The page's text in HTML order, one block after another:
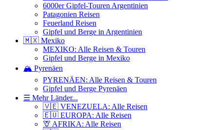
6000er Gipfel-Touren Argentinien
Patagonien Reisen
Feuerland Reisen
Gipfel und Berge in Argentinien
🇲🇽 Mexiko
MEXIKO: Alle Reisen & Touren
Gipfel und Berge in Mexiko
🏔️ Pyrenäen
PYRENÄEN: Alle Reisen & Touren
Gipfel und Berge Pyrenäen
☰ Mehr Länder...
🇻🇪 VENEZUELA: Alle Reisen
🇪🇺 EUROPA: Alle Reisen
🦒 AFRIKA: Alle Reisen